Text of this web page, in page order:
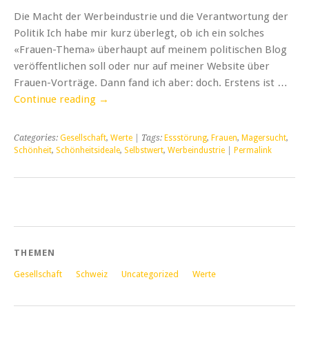
Die Macht der Werbeindustrie und die Verantwortung der
Politik Ich habe mir kurz überlegt, ob ich ein solches
«Frauen-Thema» überhaupt auf meinem politischen Blog
veröffentlichen soll oder nur auf meiner Website über
Frauen-Vorträge. Dann fand ich aber: doch. Erstens ist …
Continue reading →
Categories: Gesellschaft, Werte | Tags: Essstörung, Frauen, Magersucht,
Schönheit, Schönheitsideale, Selbstwert, Werbeindustrie Permalink
THEMEN
Gesellschaft Schweiz Uncategorized Werte